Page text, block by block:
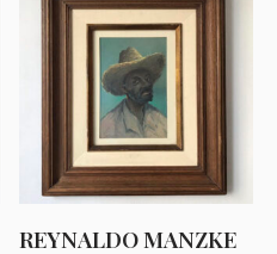
REYNALDO MANZKE